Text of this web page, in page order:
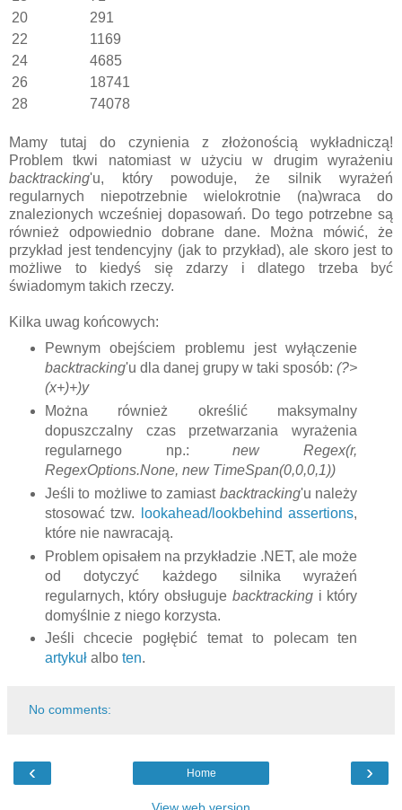
20
291
22
1169
24
4685
26
18741
28
74078
Mamy tutaj do czynienia z złożonością wykładniczą!
Problem tkwi natomiast w użyciu w drugim wyrażeniu
backtracking'u, który powoduje, że silnik wyrażeń
regularnych niepotrzebnie wielokrotnie (na)wraca do
znalezionych wcześniej dopasowań. Do tego potrzebne są
również odpowiednio dobrane dane. Można mówić, że
przykład jest tendencyjny (jak to przykład), ale skoro jest to
możliwe to kiedyś się zdarzy i dlatego trzeba być
świadomym takich rzeczy.
Kilka uwag końcowych:
Pewnym obejściem problemu jest wyłączenie
backtracking'u dla danej grupy w taki sposób:(?>
(x+)+)y
Można również określić maksymalny
dopuszczalny czas przetwarzania wyrażenia
regularnego np.:new Regex(r,
RegexOptions.None, new TimeSpan(0,0,0,1))
Jeśli to możliwe to zamiast backtracking'u należy
stosować tzw.
lookahead/lookbehind assertions,
które nie nawracają.
Problem opisałem na przykładzie .NET, ale może
od dotyczyć każdego silnika wyrażeń
regularnych, który obsługuje backtrackingi który
domyślnie z niego korzysta.
Jeśli chcecie pogłębić temat to polecam ten
artykuł albo ten.
No comments:
‹ ›
Home